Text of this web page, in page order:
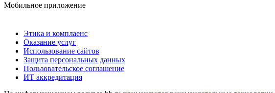
Мобильное приложение
Этика и комплаенс
Оказание услуг
Использование сайтов
Защита персональных данных
Пользовательское соглашение
ИТ аккредитация